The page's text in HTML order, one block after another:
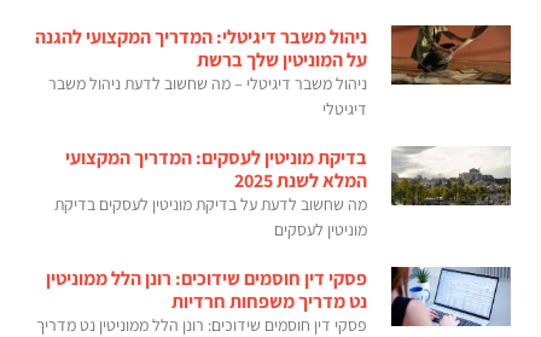
ניהול משבר דיגיטלי: המדריך המקצועי להגנה
על המוניטין שלך ברשת
ניהול משבר דיגיטלי – מה שחשוב לדעת ניהול משבר
דיגיטלי
בדיקת מוניטין לעסקים: המדריך המקצועי
המלא לשנת 2025
מה שחשוב לדעת על בדיקת מוניטין לעסקים בדיקת
מוניטין לעסקים
פסקי דין חוסמים שידוכים: רונן הלל ממוניטין
נט מדריך משפחות חרדיות
פסקי דין חוסמים שידוכים: רונן הלל ממוניטין נט מדריך